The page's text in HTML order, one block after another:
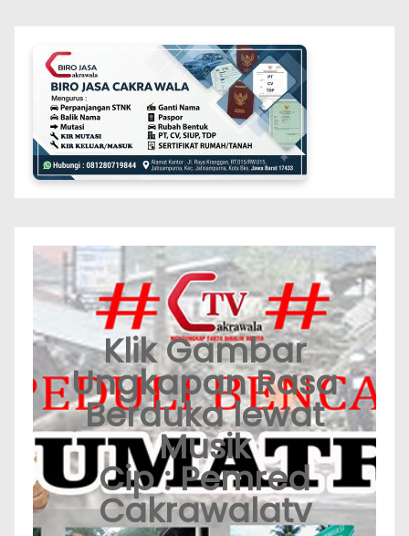
Klik Gambar
Ungkapan Rasa
Berduka lewat
Musik
Cip : Pemred
Cakrawalatv